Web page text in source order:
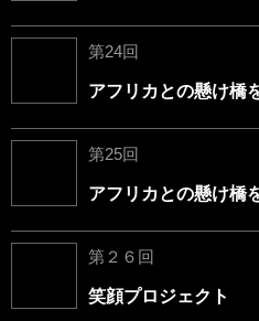
第24回
アフリカとの懸け橋
第25回
アフリカとの懸け橋
第２６回
笑顔プロジェクト